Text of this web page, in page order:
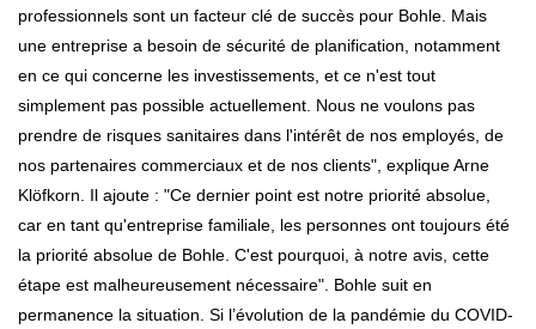
professionnels sont un facteur clé de succès pour Bohle. Mais
une entreprise a besoin de sécurité de planification, notamment
en ce qui concerne les investissements, et ce n'est tout
simplement pas possible actuellement. Nous ne voulons pas
prendre de risques sanitaires dans l'intérêt de nos employés, de
nos partenaires commerciaux et de nos clients", explique Arne
Klöfkorn. Il ajoute : "Ce dernier point est notre priorité absolue,
car en tant qu'entreprise familiale, les personnes ont toujours été
la priorité absolue de Bohle. C'est pourquoi, à notre avis, cette
étape est malheureusement nécessaire". Bohle suit en
permanence la situation. Si l’évolution de la pandémie du COVID-